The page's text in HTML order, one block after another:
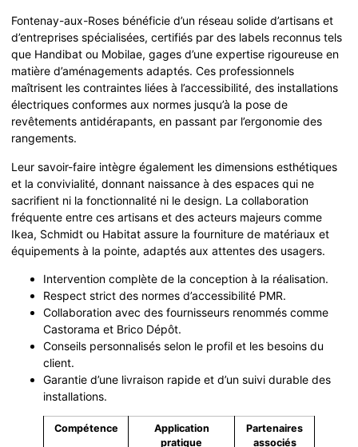
Fontenay-aux-Roses bénéficie d’un réseau solide d’artisans et
d’entreprises spécialisées, certifiés par des labels reconnus tels
que Handibat ou Mobilae, gages d’une expertise rigoureuse en
matière d’aménagements adaptés. Ces professionnels
maîtrisent les contraintes liées à l’accessibilité, des installations
électriques conformes aux normes jusqu’à la pose de
revêtements antidérapants, en passant par l’ergonomie des
rangements.
Leur savoir-faire intègre également les dimensions esthétiques
et la convivialité, donnant naissance à des espaces qui ne
sacrifient ni la fonctionnalité ni le design. La collaboration
fréquente entre ces artisans et des acteurs majeurs comme
Ikea, Schmidt ou Habitat assure la fourniture de matériaux et
équipements à la pointe, adaptés aux attentes des usagers.
Intervention complète de la conception à la réalisation.
Respect strict des normes d’accessibilité PMR.
Collaboration avec des fournisseurs renommés comme
Castorama et Brico Dépôt.
Conseils personnalisés selon le profil et les besoins du
client.
Garantie d’une livraison rapide et d’un suivi durable des
installations.
Compétence
Application
pratique
Partenaires
associés